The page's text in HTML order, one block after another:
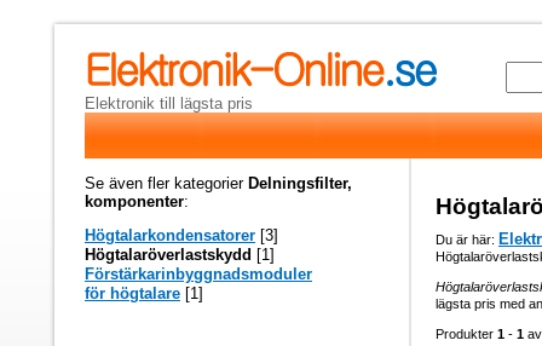
Elektronik till lägsta pris
Du är här:
lägsta pris med
Produkter 1 - 1
Se även fler kategorier Delningsfilter,
komponenter:
Högtalarkondensatorer [3]
Högtalaröverlastskydd [1]
Förstärkarinbyggnadsmoduler
för högtalare [1]